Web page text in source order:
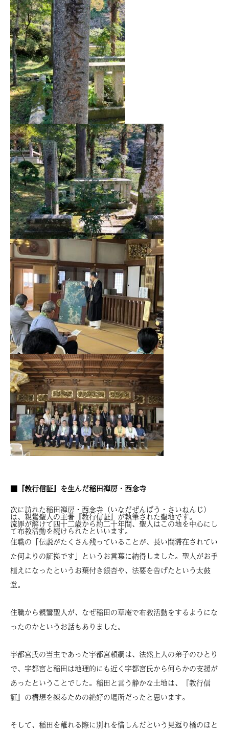
■『教行信証』を生んだ稲田禅房・西念寺
次に訪れた稲田禅房・西念寺（いなだぜんぼう・さいねんじ）
は、親鸞聖人の主著『教行信証』が執筆された聖地です。
流罪が解けて四十二歳から約二十年間、聖人はこの地を中心にし
て布教活動を続けられたといいます。
住職の「伝説がたくさん残っていることが、長い間滞在されてい
た何よりの証拠です」というお言葉に納得しました。聖人がお手
植えになったというお葉付き銀杏や、法要を告げたという太鼓
堂。
住職から親鸞聖人が、なぜ稲田の草庵で布教活動をするようにな
ったのかというお話もありました。
宇都宮氏の当主であった宇都宮頼綱は、法然上人の弟子のひとり
で、宇都宮と稲田は地理的にも近く宇都宮氏から何らかの支援が
あったということでした。稲田と言う静かな土地は、『教行信
証』の構想を練るための絶好の場所だったと思います。
そして、稲田を離れる際に別れを惜しんだという見返り橋のほと